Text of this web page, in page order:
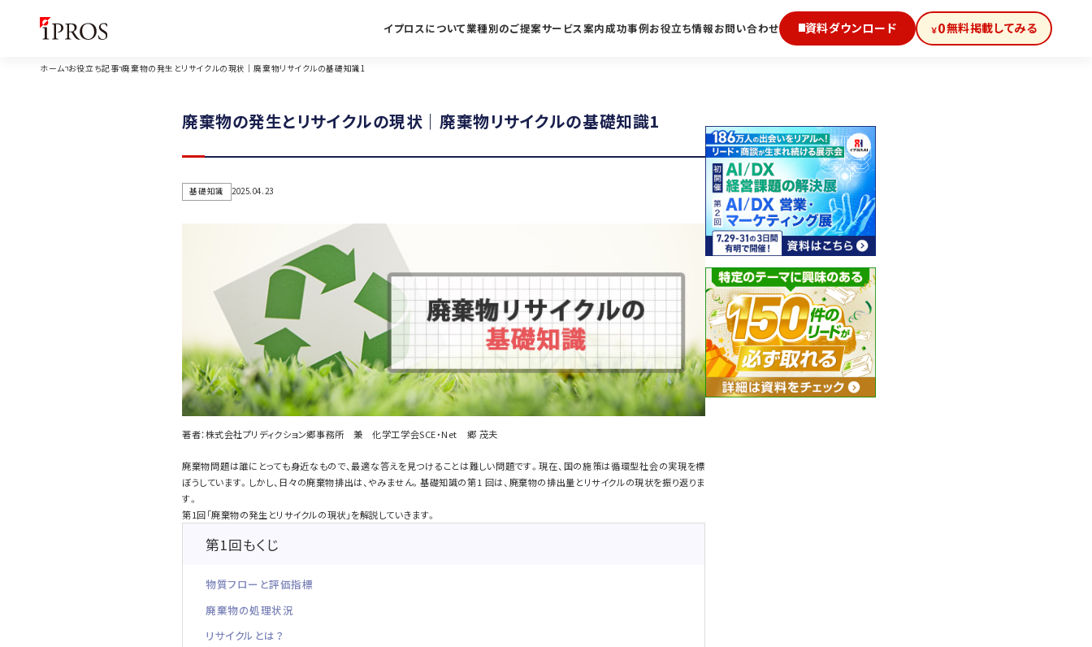
イプロスについて業種別のご提案サービス案内成功事例お役立ち情報お問い合わせ 資料ダウンロード ￥0無料掲載してみる
ホーム お役立ち記事 廃棄物の発生とリサイクルの現状｜廃棄物リサイクルの基礎知識1
廃棄物の発生とリサイクルの現状｜廃棄物リサイクルの基礎知識1
基礎知識 2025.04.23
著者：株式会社プリディクション郷事務所 兼 化学工学会SCE・Net 郷 茂夫
廃棄物問題は誰にとっても身近なもので、最適な答えを見つけることは難しい問題です。現在、国の施策は循環型社会の実現を標
ぼうしています。しかし、日々の廃棄物排出は、やみません。基礎知識の第1 回は、廃棄物の排出量とリサイクルの現状を振り返りま
す。
第1回「廃棄物の発生とリサイクルの現状」を解説していきます。
第1回もくじ
物質フローと評価指標
廃棄物の処理状況
リサイクルとは？